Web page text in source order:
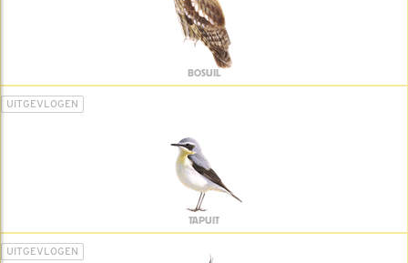
BOSUIL
UITGEVLOGEN
TAPUIT
UITGEVLOGEN